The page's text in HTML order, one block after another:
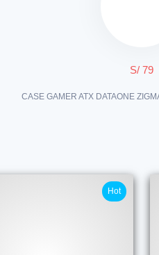
S/ 79
CASE GAMER ATX DATAONE
Hot